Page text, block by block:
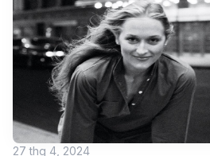
27 thg 4, 2024